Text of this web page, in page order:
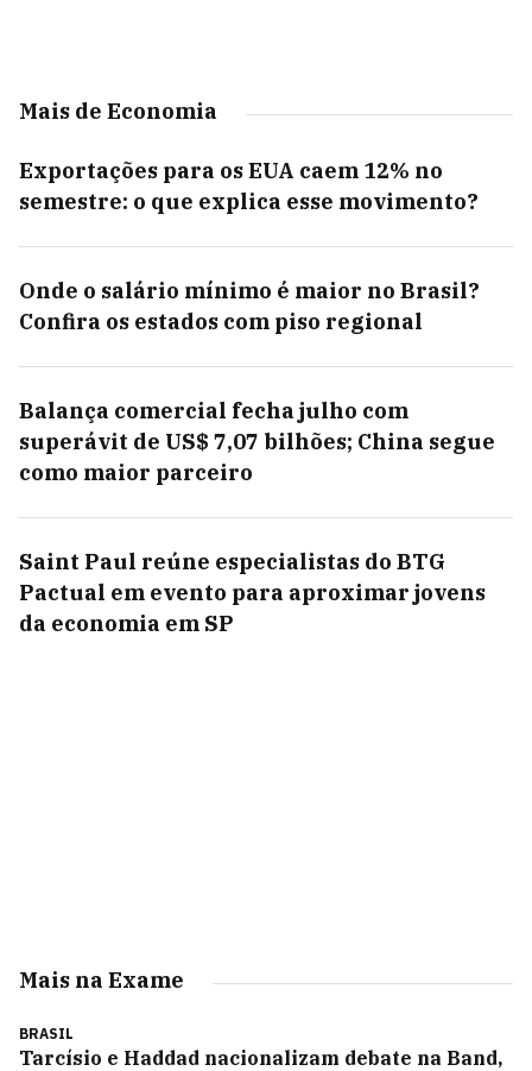
Mais de Economia
Exportações para os EUA caem 12% no
semestre: o que explica esse movimento?
Onde o salário mínimo é maior no Brasil?
Confira os estados com piso regional
Balança comercial fecha julho com
superávit de US$ 7,07 bilhões; China segue
como maior parceiro
Saint Paul reúne especialistas do BTG
Pactual em evento para aproximar jovens
da economia em SP
Mais na Exame
BRASIL
Tarcísio e Haddad nacionalizam debate na Band,